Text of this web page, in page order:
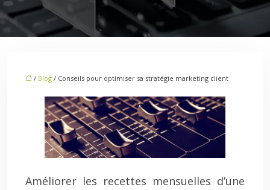
/ Blog / Conseils pour optimiser sa stratégie marketing client
Améliorer les recettes mensuelles d’une